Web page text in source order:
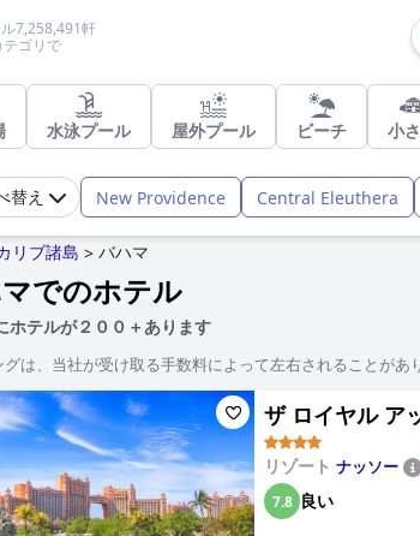
7,258,491軒
ゴリで
水泳プール 屋外プール ビーチ 小
替え New Providence Central Eleuthera
リブ諸島 > バハマ
でのホテル
ホテルが２００＋あります
は、当社が受け取る手数料によって左右されることがあ
ザ ロイヤル ア
リゾート ナッソー
7.8 良い